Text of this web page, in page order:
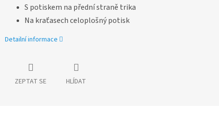
S potiskem na přední straně trika
Na kraťasech celoplošný potisk
Detailní informace
ZEPTAT SE HLÍDAT